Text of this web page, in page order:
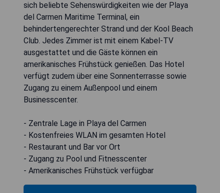
sich beliebte Sehenswürdigkeiten wie der Playa
del Carmen Maritime Terminal, ein
behindertengerechter Strand und der Kool Beach
Club. Jedes Zimmer ist mit einem Kabel-TV
ausgestattet und die Gäste können ein
amerikanisches Frühstück genießen. Das Hotel
verfügt zudem über eine Sonnenterrasse sowie
Zugang zu einem Außenpool und einem
Businesscenter.
- Zentrale Lage in Playa del Carmen
- Kostenfreies WLAN im gesamten Hotel
- Restaurant und Bar vor Ort
- Zugang zu Pool und Fitnesscenter
- Amerikanisches Frühstück verfügbar